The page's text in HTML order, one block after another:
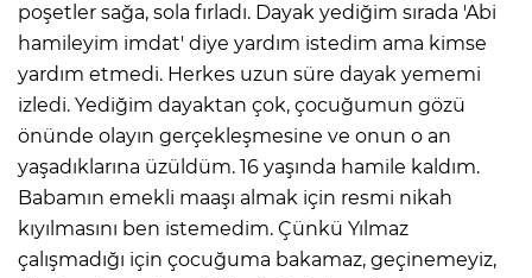
poşetler sağa, sola fırladı. Dayak yediğim sırada 'Abi
hamileyim imdat' diye yardım istedim ama kimse
yardım etmedi. Herkes uzun süre dayak yememi
izledi. Yediğim dayaktan çok, çocuğumun gözü
önünde olayın gerçekleşmesine ve onun o an
yaşadıklarına üzüldüm. 16 yaşında hamile kaldım.
Babamın emekli maaşı almak için resmi nikah
kıyılmasını ben istemedim. Çünkü Yılmaz
çalışmadığı için çocuğuma bakamaz, geçinemeyiz,